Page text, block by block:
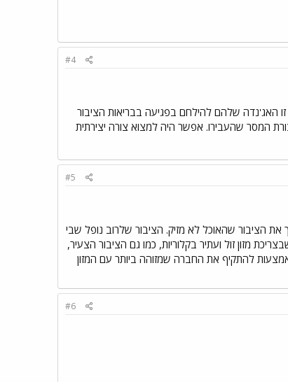
#4
זו האג'נדה שלהם להילחם בפגיעה בבריאות הציבור
המסר שהעבירו. אפשר היה למצוא צורה יצירתית
#5
הציבור שהאוכל לא מזיק. הציבור שלרוב נופל שבי
מזון זול ועתיר בקלוריות, כמו גם הציבור הצעיר,
להתקיף את החברה שמזוהה ביותר עם המזון
#6